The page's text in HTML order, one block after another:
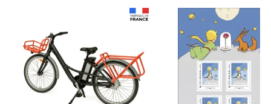
Prix 7,50€